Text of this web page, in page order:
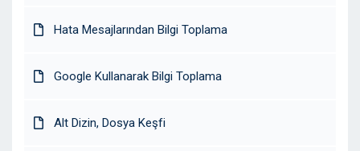
Hata Mesajlarından Bilgi Toplama
Google Kullanarak Bilgi Toplama
Alt Dizin, Dosya Keşfi